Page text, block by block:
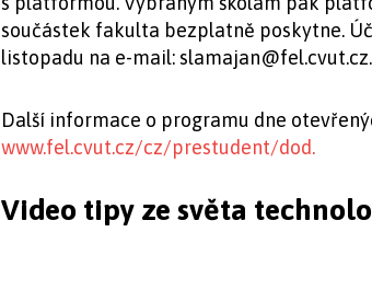
součástek fakulta bezplatně poskytne.
listopadu na e-mail:slamajan@fel.cvut.cz.
Další informace o programu dne
www.fel.cvut.cz/cz/prestudent/dod.
Video tipy ze světa